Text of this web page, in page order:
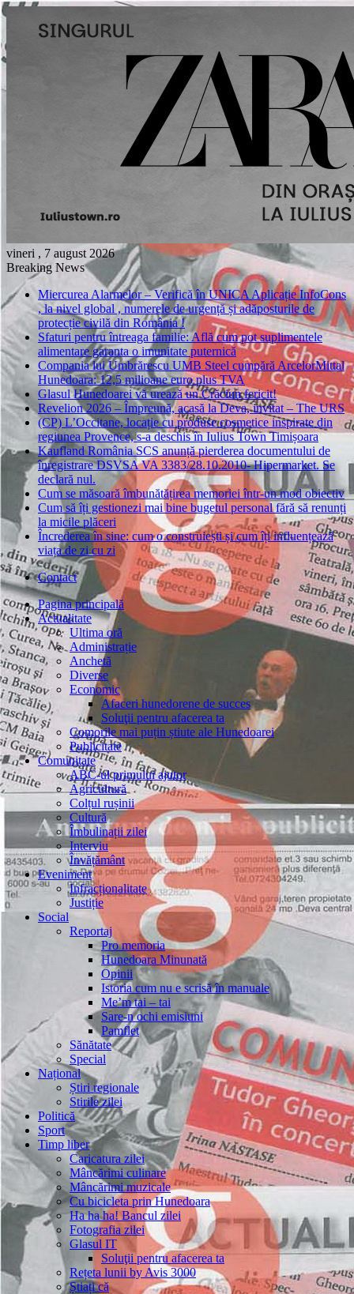
vineri , 7 august 2026
Breaking News
Miercurea Alarmelor – Verifică în UNICA Aplicație InfoCons
, la nivel global , numerele de urgență și adăposturile de
protecție civilă din România !
Sfaturi pentru întreaga familie: Află cum pot suplimentele
alimentare garanta o imunitate puternică
Compania lui Umbrărescu UMB Steel cumpără ArcelorMittal
Hunedoara: 12,5 milioane euro plus TVA
Glasul Hunedoarei vă urează un Crăciun fericit!
Revelion 2026 – Împreună, acasă la Deva, invitat – The URS
(CP) L’Occitane, locație cu produse cosmetice inspirate din
regiunea Provence, s-a deschis în Iulius Town Timișoara
Kaufland România SCS anunță pierderea documentului de
înregistrare DSVSA VA 3383/28.10.2010- Hipermarket. Se
declară nul.
Cum se măsoară îmbunătățirea memoriei într-un mod obiectiv
Cum să îți gestionezi mai bine bugetul personal fără să renunți
la micile plăceri
Încrederea în sine: cum o construiești și cum îți influențează
viața de zi cu zi
Contact
Pagina principală
Actualitate
Ultima oră
Administrație
Anchetă
Diverse
Economic
Afaceri hunedorene de succes
Soluţii pentru afacerea ta
Comorile mai puțin știute ale Hunedoarei
Publicitate
Comunitate
ABC-ul primului ajutor
Agricultură
Colțul rușinii
Cultură
Îmbulinații zilei
Interviu
Învățământ
Eveniment
Infracționalitate
Justiție
Social
Reportaj
Pro memoria
Hunedoara Minunată
Opinii
Istoria cum nu e scrisă în manuale
Me’m tai – tai
Sare-n ochi emisiuni
Pamflet
Sănătate
Special
Național
Știri regionale
Stirile zilei
Politică
Sport
Timp liber
Caricatura zilei
Mâncărimi culinare
Mâncărimi muzicale
Cu bicicleta prin Hunedoara
Ha ha ha! Bancul zilei
Fotografia zilei
Glasul IT
Soluţii pentru afacerea ta
Rețeta lunii by Avis 3000
Știați că